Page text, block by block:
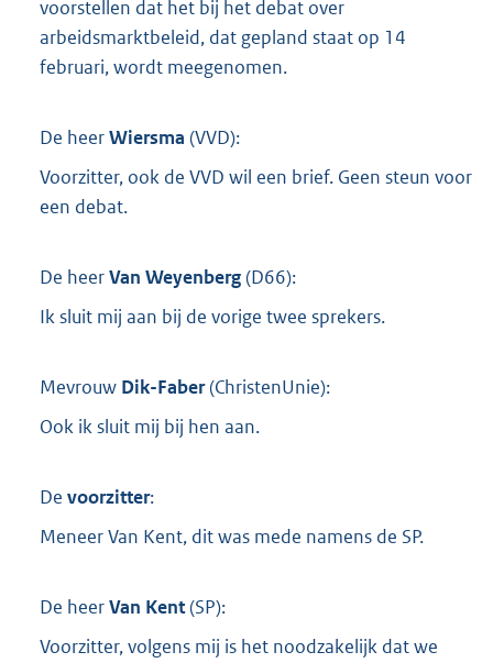
voorstellen dat het bij het debat over
arbeidsmarktbeleid, dat gepland staat op 14
februari, wordt meegenomen.
De heerWiersma (VVD):
Voorzitter, ook de VVD wil een brief. Geen steun voor
een debat.
De heerVan Weyenberg(D66):
Ik sluit mij aan bij de vorige twee sprekers.
Mevrouw Dik-Faber(ChristenUnie):
Ook ik sluit mij bij hen aan.
De voorzitter:
Meneer Van Kent, dit was mede namens de SP.
De heerVan Kent(SP):
Voorzitter, volgens mij is het noodzakelijk dat we